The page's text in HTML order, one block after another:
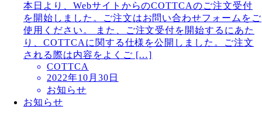
本日より、WebサイトからのCOTTCAのご注文受付
を開始しました。ご注文はお問い合わせフォームをご
使用ください。 また、ご注文受付を開始するにあた
り、COTTCAに関する仕様を公開しました。ご注文
される際は内容をよくご […]
COTTCA
2022年10月30日
お知らせ
お知らせ